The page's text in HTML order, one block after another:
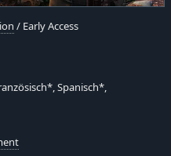
/ Early Access
Spanisch*,